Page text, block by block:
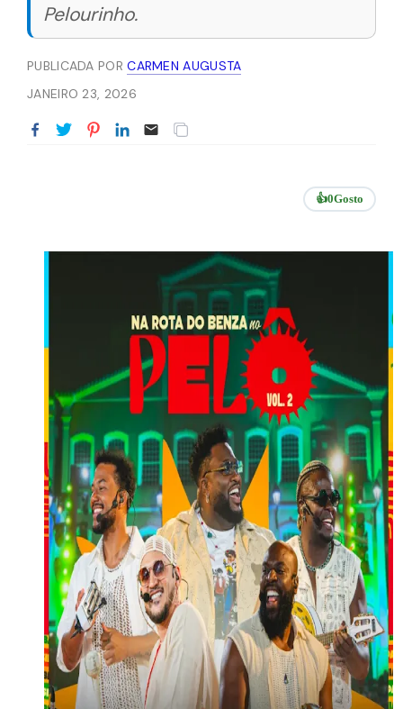
Pelourinho.
PUBLICADA PORCARMEN AUGUSTA
JANEIRO 23, 2026
👍0Gosto